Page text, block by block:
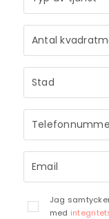
Ditt
till
Jag
med